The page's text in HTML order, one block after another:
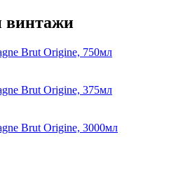
винтажи
Brut Origine, 750мл
Brut Origine, 375мл
Brut Origine, 3000мл